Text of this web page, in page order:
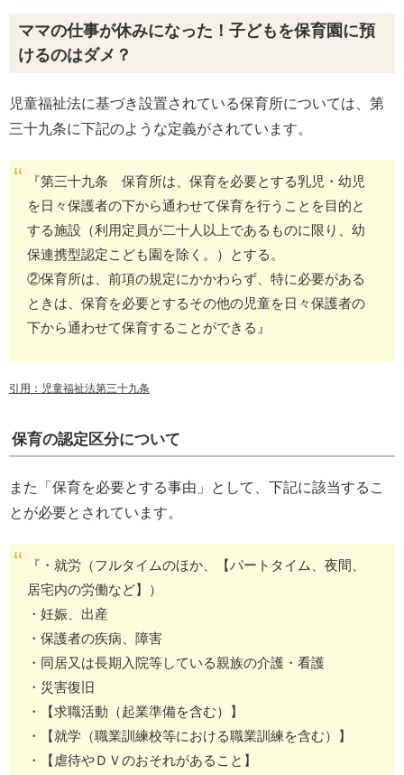
ママの仕事が休みになった！子どもを保育園に預
けるのはダメ？
児童福祉法に基づき設置されている保育所については、第
三十九条に下記のような定義がされています。
『第三十九条 保育所は、保育を必要とする乳児・幼児
を日々保護者の下から通わせて保育を行うことを目的と
する施設（利用定員が二十人以上であるものに限り、幼
保連携型認定こども園を除く。）とする。
②保育所は、前項の規定にかかわらず、特に必要がある
ときは、保育を必要とするその他の児童を日々保護者の
下から通わせて保育することができる』
引用：児童福祉法第三十九条
保育の認定区分について
また「保育を必要とする事由」として、下記に該当するこ
とが必要とされています。
『・就労（フルタイムのほか、【パートタイム、夜間、
居宅内の労働など】）
・妊娠、出産
・保護者の疾病、障害
・同居又は長期入院等している親族の介護・看護
・災害復旧
・【求職活動（起業準備を含む）】
・【就学（職業訓練校等における職業訓練を含む）】
・【虐待やＤＶのおそれがあること】